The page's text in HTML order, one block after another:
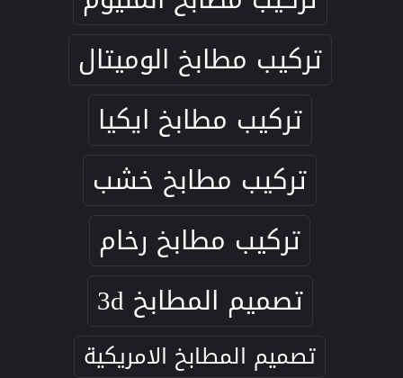
تركيب مطابخ الوميتال
تركيب مطابخ ايكيا
تركيب مطابخ خشب
تركيب مطابخ رخام
تصميم المطابخ 3d
تصميم المطابخ الامريكية